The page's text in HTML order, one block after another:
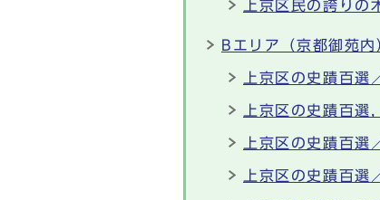
上京区民の誇りの
Bエリア（京都御苑内
上京区の史蹟百選
上京区の史蹟百選
上京区の史蹟百選
上京区の史蹟百選